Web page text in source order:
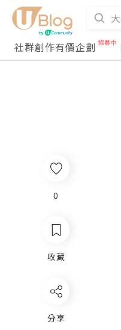
社群創作有價企劃
0
收藏
分享